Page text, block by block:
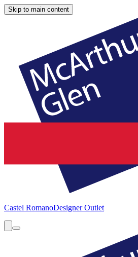
Skip to main content
Castel RomanoDesigner Outlet